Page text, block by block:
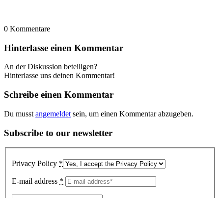
0 Kommentare
Hinterlasse einen Kommentar
An der Diskussion beteiligen?
Hinterlasse uns deinen Kommentar!
Schreibe einen Kommentar
Du musst angemeldet sein, um einen Kommentar abzugeben.
Subscribe to our newsletter
Privacy Policy *
E-mail address *